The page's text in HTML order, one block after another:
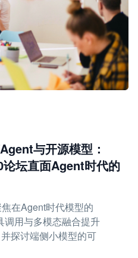
与开源模型：
坛直面Agent时代的
在Agent时代模型的
调用与多模态融合提升
探讨端侧小模型的可